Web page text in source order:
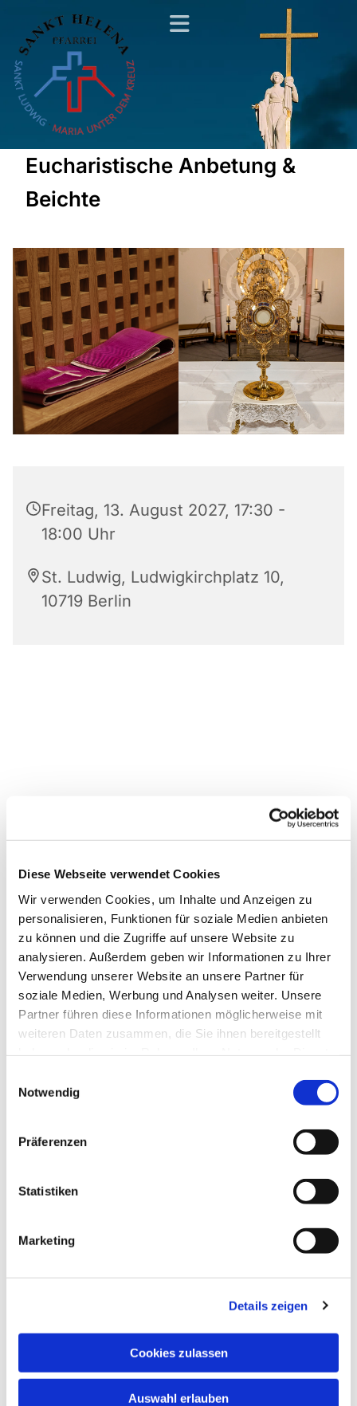
Diese Webseite verwendet Cookies
Wir verwenden Cookies, um Inhalte und Anzeigen zu
personalisieren, Funktionen für soziale Medien anbieten
zu können und die Zugriffe auf unsere Website zu
analysieren. Außerdem geben wir Informationen zu Ihrer
Verwendung unserer Website an unsere Partner für
soziale Medien, Werbung und Analysen weiter. Unsere
Partner führen diese Informationen möglicherweise mit
weiteren Daten zusammen, die Sie ihnen bereitgestellt
Notwendig
Präferenzen
Statistiken
Marketing
Details zeigen
Cookies zulassen
Auswahl erlauben
Eucharistische Anbetung &
Beichte
Freitag, 13. August 2027, 17:30 -
18:00 Uhr
St. Ludwig, Ludwigkirchplatz 10,
10719 Berlin
Dies könnte Sie auch
interessieren